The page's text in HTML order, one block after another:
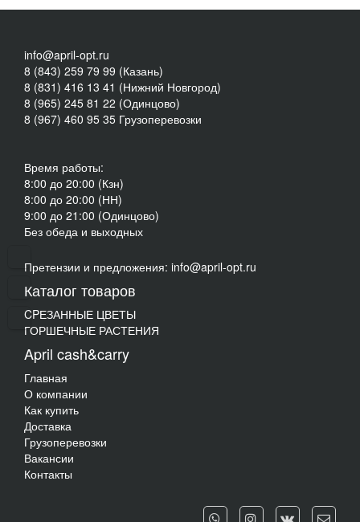
info@april-opt.ru
8 (843) 259 79 99 (Казань)
8 (831) 416 13 41 (Нижний Новгород)
8 (965) 245 81 22 (Одинцово)
8 (967) 460 95 35 Грузоперевозки
Время работы:
8:00 до 20:00 (Кзн)
8:00 до 20:00 (НН)
9:00 до 21:00 (Одинцово)
Без обеда и выходных
Претензии и предложения: info@april-opt.ru
Каталог товаров
CPЕЗАННЫЕ ЦВЕТЫ
ГОРШЕЧНЫЕ РАСТЕНИЯ
April cash&carry
Главная
О компании
Как купить
Доставка
Грузоперевозки
Вакансии
Контакты